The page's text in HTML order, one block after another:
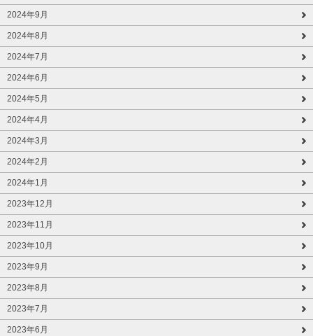
2024年9月
2024年8月
2024年7月
2024年6月
2024年5月
2024年4月
2024年3月
2024年2月
2024年1月
2023年12月
2023年11月
2023年10月
2023年9月
2023年8月
2023年7月
2023年6月